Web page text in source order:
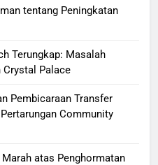
tentang Peningkatan
Terungkap: Masalah
Crystal Palace
Pembicaraan Transfer
Community
atas Penghormatan